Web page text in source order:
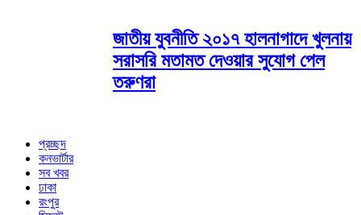
জাতীয় যুবনীতি ২০১৭ হালনাগাদে খুলনায়
সরাসরি মতামত দেওয়ার সুযোগ পেল
তরুণরা
প্রচ্ছদ
কনভার্টার
সব খবর
ঢাকা
রংপুর